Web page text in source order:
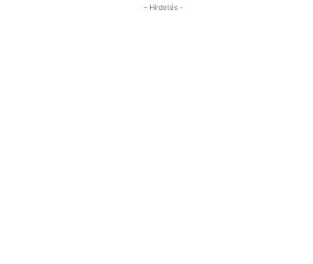
- Hirdetés -